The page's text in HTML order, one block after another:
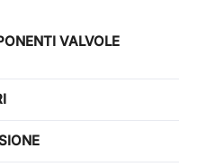
VALVOLE